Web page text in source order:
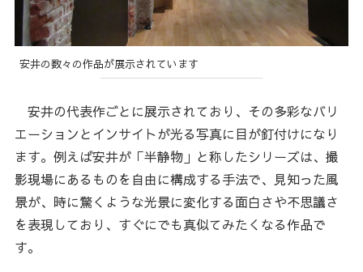
安井の数々の作品が展示されています
安井の代表作ごとに展示されており、その多彩なバリ
エーションとインサイトが光る写真に目が釘付けになり
ます。例えば安井が「半静物」と称したシリーズは、撮
影現場にあるものを自由に構成する手法で、見知った風
景が、時に驚くような光景に変化する面白さや不思議さ
を表現しており、すぐにでも真似てみたくなる作品で
す。